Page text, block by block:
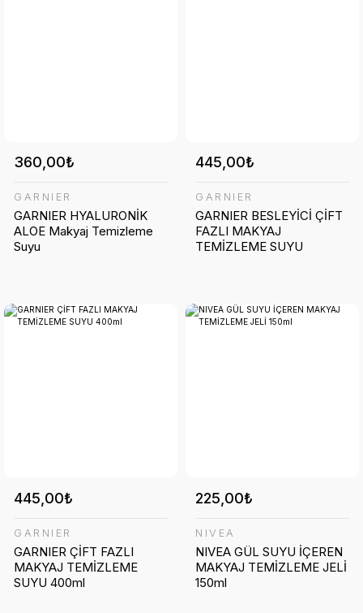
360,00₺
GARNIER
GARNIER HYALURONİK
ALOE Makyaj Temizleme
Suyu
445,00₺
GARNIER
GARNIER BESLEYİCİ ÇİFT
FAZLI MAKYAJ
TEMİZLEME SUYU
445,00₺
GARNIER
GARNIER ÇİFT FAZLI
MAKYAJ TEMİZLEME
SUYU 400ml
225,00₺
NIVEA
NIVEA GÜL SUYU İÇEREN
MAKYAJ TEMİZLEME JELİ
150ml